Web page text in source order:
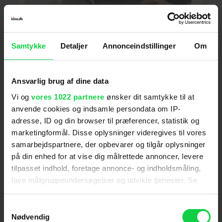
Samtykke Detaljer Annonceindstillinger Om
Ansvarlig brug af dine data
Vi og vores 1022 partnere ønsker dit samtykke til at
anvende cookies og indsamle persondata om IP-
adresse, ID og din browser til præferencer, statistik og
marketingformål. Disse oplysninger videregives til vores
samarbejdspartnere, der opbevarer og tilgår oplysninger
på din enhed for at vise dig målrettede annoncer, levere
tilpasset indhold, foretage annonce- og indholdsmåling,
lave målgruppeundersøgelser og udvikle tjenester. Se
tilbage eller ændre indstillinger fra vores
Nødvendig
For at se dette indhold skal
marketingcookies være slået til. Klik her
for at ændre dine indstillinger.